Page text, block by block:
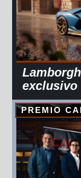
exclusivo
PREMIO